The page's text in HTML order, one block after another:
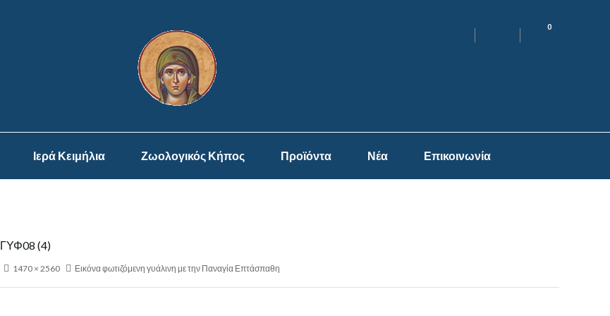
0
Ιερά Κειμήλια Ζωολογικός Κήπος Προϊόντα Νέα Επικοινωνία
ΓΥΦ08 (4)
1470 × 2560 Εικόνα φωτιζόμενη γυάλινη με την Παναγία Επτάσπαθη